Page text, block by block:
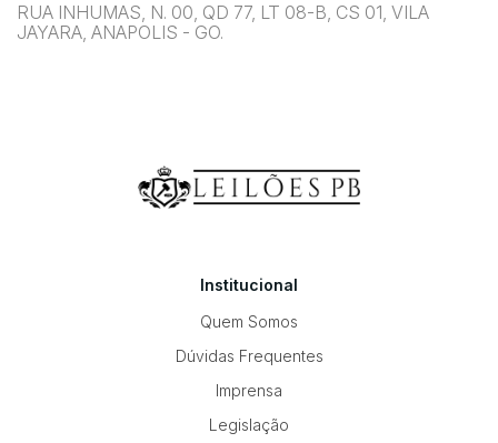
RUA INHUMAS, N. 00, QD 77, LT 08-B, CS 01, VILA
JAYARA, ANAPOLIS - GO.
Institucional
Quem Somos
Dúvidas Frequentes
Imprensa
Legislação